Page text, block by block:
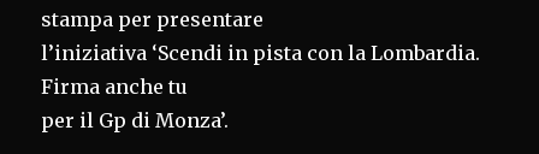
stampa per presentare
l’iniziativa ‘Scendi in pista con la Lombardia.
Firma anche tu
per il Gp di Monza’.